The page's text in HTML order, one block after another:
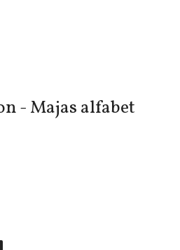
- Majas alfabet